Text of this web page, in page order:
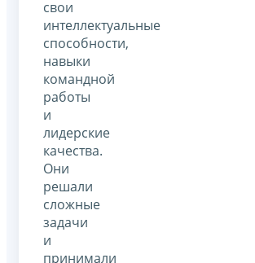
свои
интеллектуальные
способности,
навыки
командной
работы
и
лидерские
качества.
Они
решали
сложные
задачи
и
принимали